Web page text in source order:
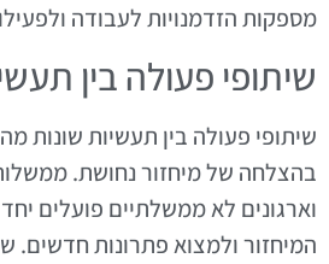
מספקות הזדמנויות לעבודה
שיתופי פעולה בין
שיתופי פעולה בין תעשיות שונות
בהצלחה של מיחזור נחושת.
וארגונים לא ממשלתיים פועלים
המיחזור ולמצוא פתרונות חדשים.